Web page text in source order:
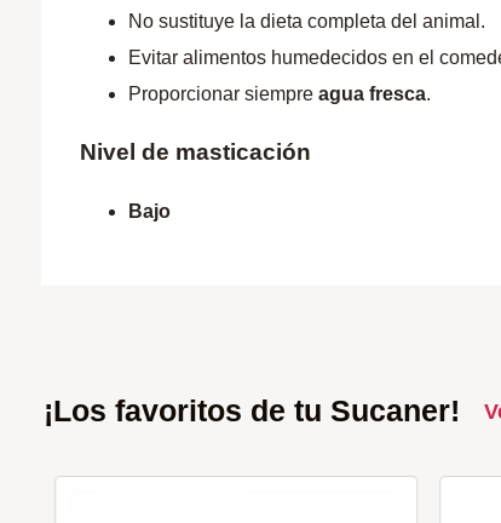
No sustituye la dieta completa del animal.
Evitar alimentos humedecidos en el
Proporcionar siempreagua fresca.
Nivel de masticación
Bajo
¡Los favoritos de tu Sucaner!